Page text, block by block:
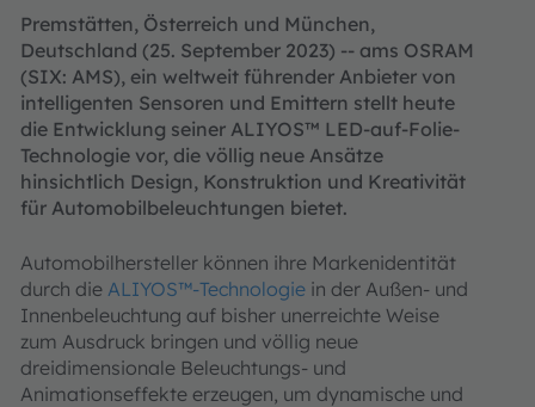
Premstätten, Österreich und München,
Deutschland (25. September 2023) -- ams OSRAM
(SIX: AMS), ein weltweit führender Anbieter von
intelligenten Sensoren und Emittern stellt heute
die Entwicklung seiner ALIYOS™ LED-auf-Folie-
Technologie vor, die völlig neue Ansätze
hinsichtlich Design, Konstruktion und Kreativität
für Automobilbeleuchtungen bietet.
Automobilhersteller können ihre Markenidentität
durch die ALIYOS™-Technologie in der Außen- und
Innenbeleuchtung auf bisher unerreichte Weise
zum Ausdruck bringen und völlig neue
dreidimensionale Beleuchtungs- und
Animationseffekte erzeugen, um dynamische und